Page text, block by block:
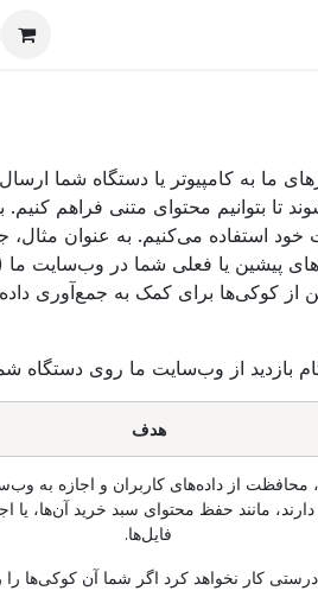
به کامپیوتر یا دستگاه شما
تا بتوانیم محتوای متنی فراهم
خود استفاده می‌کنیم. به عنوان
پیشین یا فعلی شما در وب‌سایت
از کوکی‌ها برای کمک به جمع‌آوری
بازدید از وب‌سایت ما روی دستگاه
هدف
محافظت از داده‌های کاربران و اجازه به
دارند، مانند حفظ محتوای سبد خرید آن‌ها، یا
فایل‌ها.
کار نخواهد کرد اگر شما آن کوکی‌ها را